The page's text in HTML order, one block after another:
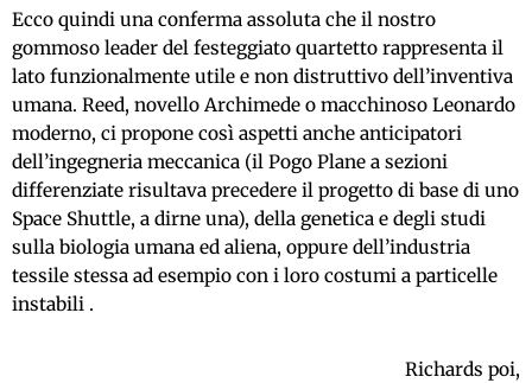
Ecco quindi una conferma assoluta che il nostro
gommoso leader del festeggiato quartetto rappresenta il
lato funzionalmente utile e non distruttivo dell’inventiva
umana. Reed, novello Archimede o macchinoso Leonardo
moderno, ci propone così aspetti anche anticipatori
dell’ingegneria meccanica (il Pogo Plane a sezioni
differenziate risultava precedere il progetto di base di uno
Space Shuttle, a dirne una), della genetica e degli studi
sulla biologia umana ed aliena, oppure dell’industria
tessile stessa ad esempio con i loro costumi a particelle
instabili .
Richards poi,